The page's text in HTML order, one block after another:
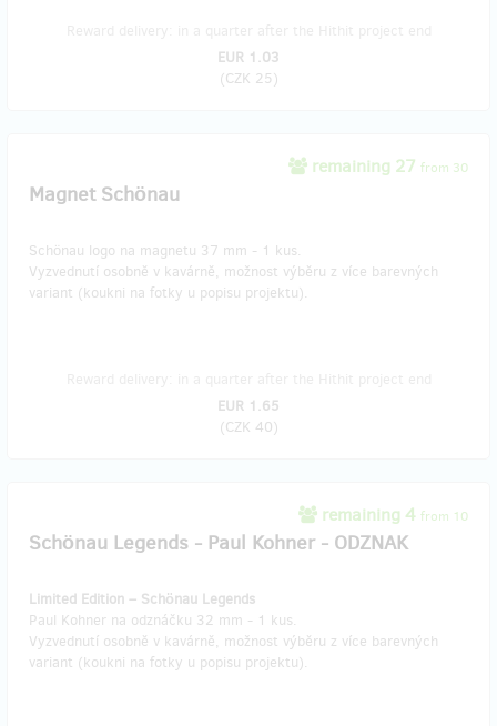
EUR 1.03
(CZK 25)
remaining 27 from 30
Magnet Schönau
Schönau logo na magnetu 37 mm - 1 kus.
Vyzvednutí osobně v kavárně, možnost výběru z více barevných
variant (koukni na fotky u popisu projektu).
EUR 1.65
(CZK 40)
remaining 4 from 10
Schönau Legends - Paul Kohner - ODZNAK
Limited Edition – Schönau Legends
Paul Kohner na odznáčku 32 mm - 1 kus.
Vyzvednutí osobně v kavárně, možnost výběru z více barevných
variant (koukni na fotky u popisu projektu).